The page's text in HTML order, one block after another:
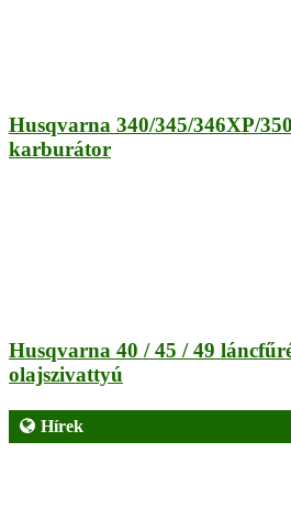
Husqvarna 340/345/346XP/
karburátor
Husqvarna 40 / 45 / 49
olajszivattyú
Hírek